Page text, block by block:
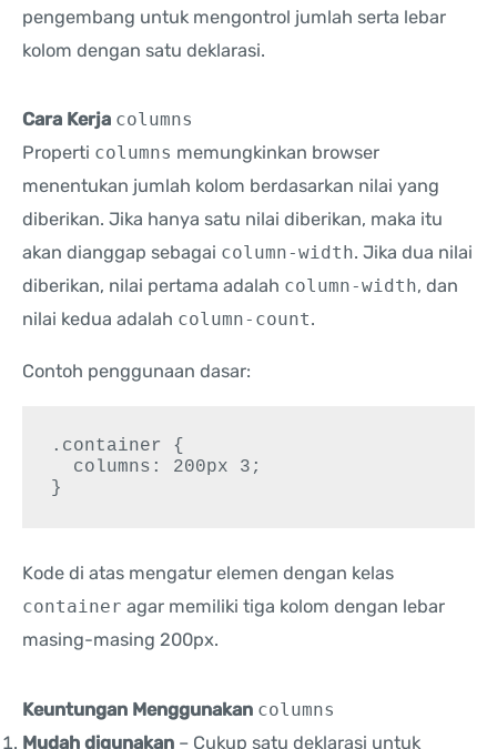
pengembang untuk mengontrol jumlah serta lebar
kolom dengan satu deklarasi.
Cara Kerja columns
Properti columns memungkinkan browser
menentukan jumlah kolom berdasarkan nilai yang
diberikan. Jika hanya satu nilai diberikan, maka itu
akan dianggap sebagai column-width. Jika dua nilai
diberikan, nilai pertama adalah column-width, dan
nilai kedua adalah column-count.
Contoh penggunaan dasar:
.container {
}
Kode di atas mengatur elemen dengan kelas
container agar memiliki tiga kolom dengan lebar
masing-masing 200px.
Keuntungan Menggunakan columns
Mudah digunakan – Cukup satu deklarasi untuk